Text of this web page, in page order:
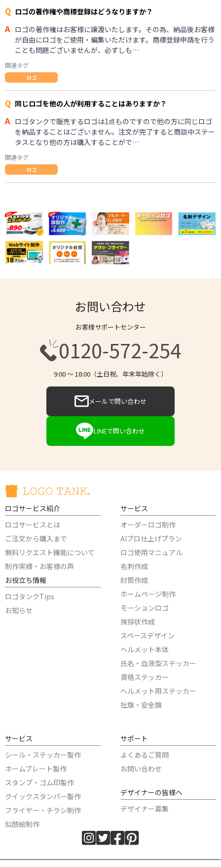
Q ロゴの著作権や商標登録はどうなりますか？
A ロゴの著作権はお客様に譲渡いたします。その為、納品後お客様
が自由にロゴをご使用・編集いただけます。商標登録申請を行う
ことも問題ございませんが、必ずしも…
関連タグ
ロゴ
Q 同じロゴを他の人が利用することはありますか？
A ロゴタンクで販売するロゴは1点ものですので他の方に同じロゴ
を納品することはございません。注文が完了すると商談中ステー
タスとなり他の方は購入することがで…
関連タグ
ロゴ
お問い合わせ
お客様サポートセンター
0120-572-254
9:00 〜 18:00（土日祝、年末年始除く）
メールで問い合わせ
LINEで問い合わせ
ロゴサービス紹介
ロゴサービスとは
ご注文から購入まで
無料リクエスト機能について
制作実績・お客様の声
お役立ち情報
ロゴタンクTips
お知らせ
サービス
オーダーロゴ制作
AIプロ仕上げプラン
ロゴ使用マニュアル
名刺作成
封筒作成
ホームページ制作
モーションロゴ
挨拶状作成
スペースデザイン
ヘルメット本体
氏名・血液型ステッカー
資格ステッカー
ヘルメット用ステッカー
社旗・安全旗
サービス
シール・ステッカー製作
ネームプレート製作
スタンプ・ゴム印製作
クイックスタンパー製作
フライヤー・チラシ制作
似顔絵制作
サポート
よくあるご質問
お問い合わせ
デザイナーの皆様へ
デザイナー募集